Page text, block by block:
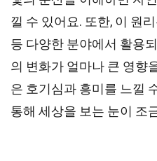
낄 수 있어요. 또한, 이 원
등 다양한 분야에서 활용
의 변화가 얼마나 큰 영향
은 호기심과 흥미를 느낄
통해 세상을 보는 눈이 조